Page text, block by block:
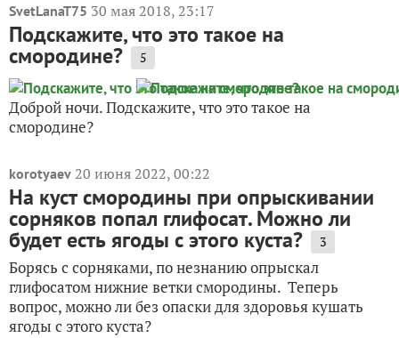
SvetLanaT75 30 мая 2018, 23:17
Подскажите, что это такое на
смородине? 5
Доброй ночи. Подскажите, что это такое на
смородине?
korotyaev 20 июня 2022, 00:22
На куст смородины при опрыскивании
сорняков попал глифосат. Можно ли
будет есть ягоды с этого куста? 3
Борясь с сорняками, по незнанию опрыскал
глифосатом нижние ветки смородины. Теперь
вопрос, можно ли без опаски для здоровья кушать
ягоды с этого куста?